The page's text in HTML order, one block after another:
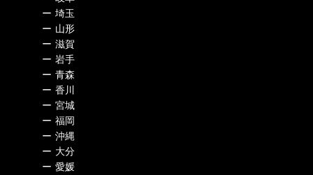
ー 埼玉
ー 山形
ー 滋賀
ー 岩手
ー 青森
ー 香川
ー 宮城
ー 福岡
ー 沖縄
ー 大分
ー 愛媛